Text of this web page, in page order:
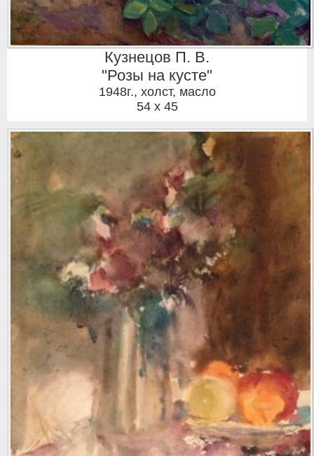
Кузнецов П. В.
"Розы на кусте"
1948г., холст, масло
54 x 45